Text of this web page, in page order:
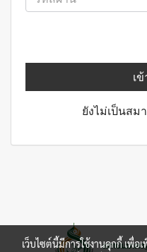
เ
ยังไม่เป็นสม
เว็บไซต์นี้มีการใช้งานคุกกี้ เพื่